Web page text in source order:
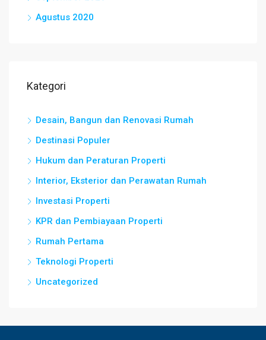
Agustus 2020
Kategori
Desain, Bangun dan Renovasi Rumah
Destinasi Populer
Hukum dan Peraturan Properti
Interior, Eksterior dan Perawatan Rumah
Investasi Properti
KPR dan Pembiayaan Properti
Rumah Pertama
Teknologi Properti
Uncategorized